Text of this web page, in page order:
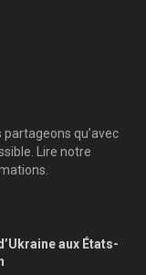
qu’avec
Lire notre
aux États-